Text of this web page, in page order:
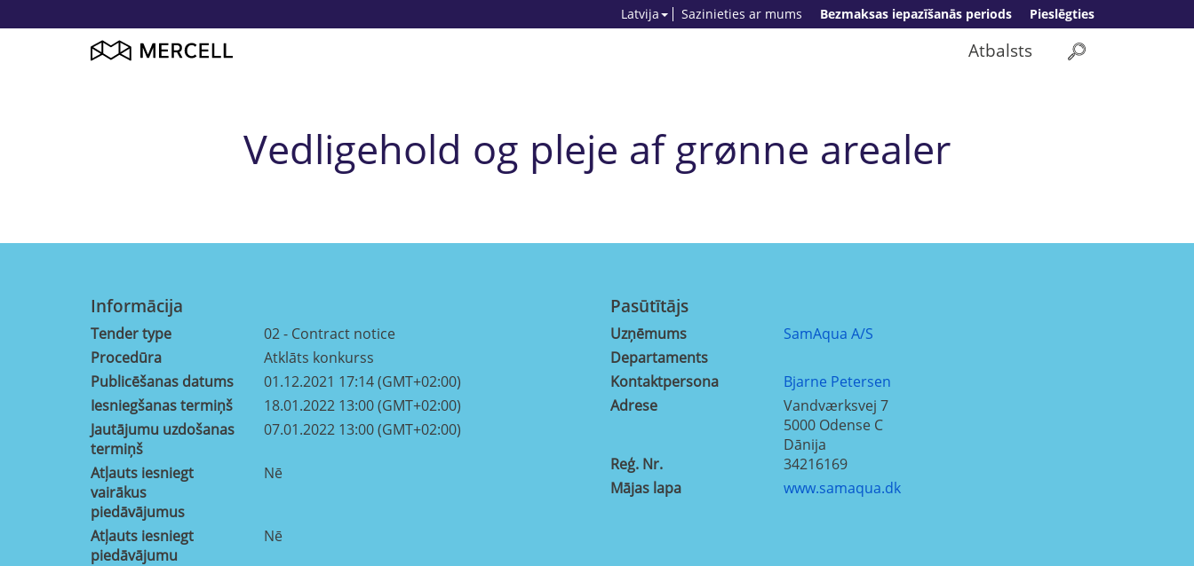
Pieslēgties
Bezmaksas iepazīšanās periods
Sazinieties ar mums
Latvija
Atbalsts
Vedligehold og pleje af grønne arealer
Informācija
Tender type
02 - Contract notice
Procedūra
Atklāts konkurss
Publicēšanas datums
01.12.2021 17:14 (GMT+02:00)
Iesniegšanas termiņš
18.01.2022 13:00 (GMT+02:00)
Jautājumu uzdošanas
termiņš
07.01.2022 13:00 (GMT+02:00)
Atļauts iesniegt
vairākus
piedāvājumus
Nē
Atļauts iesniegt
piedāvājumu
Nē
Pasūtītājs
Uzņēmums
SamAqua A/S
Departaments
Kontaktpersona
Bjarne Petersen
Adrese
Vandværksvej 7
5000 Odense C
Dānija
Reģ. Nr.
34216169
Mājas lapa
www.samaqua.dk